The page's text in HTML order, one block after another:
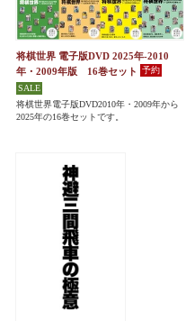
将棋世界 電子版DVD 2025年-2010
年・2009年版 16巻セット
将棋世界電子版DVD2010年・2009年から
2025年の16巻セットです。